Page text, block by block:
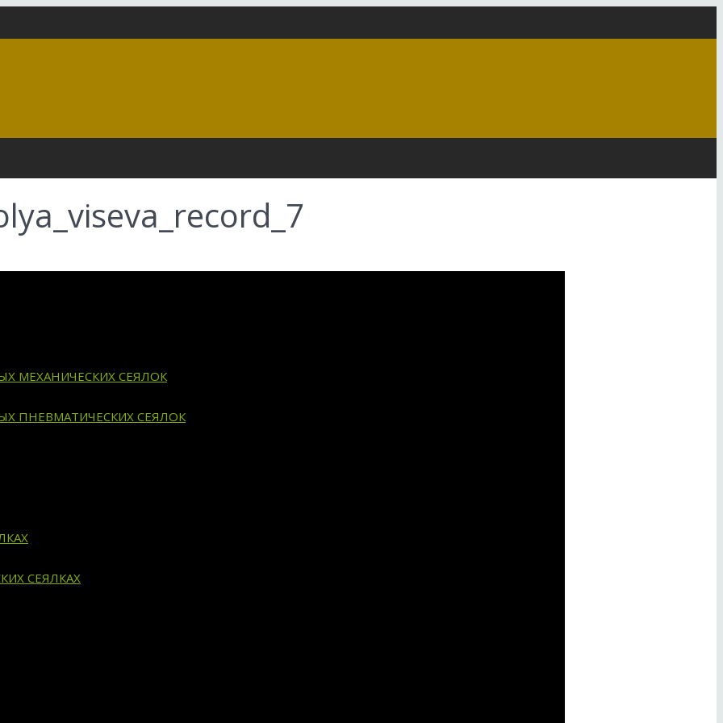
МЕХАНИЧЕСКИХ СЕЯЛОК
ПНЕВМАТИЧЕСКИХ СЕЯЛОК
СЕЯЛКАХ